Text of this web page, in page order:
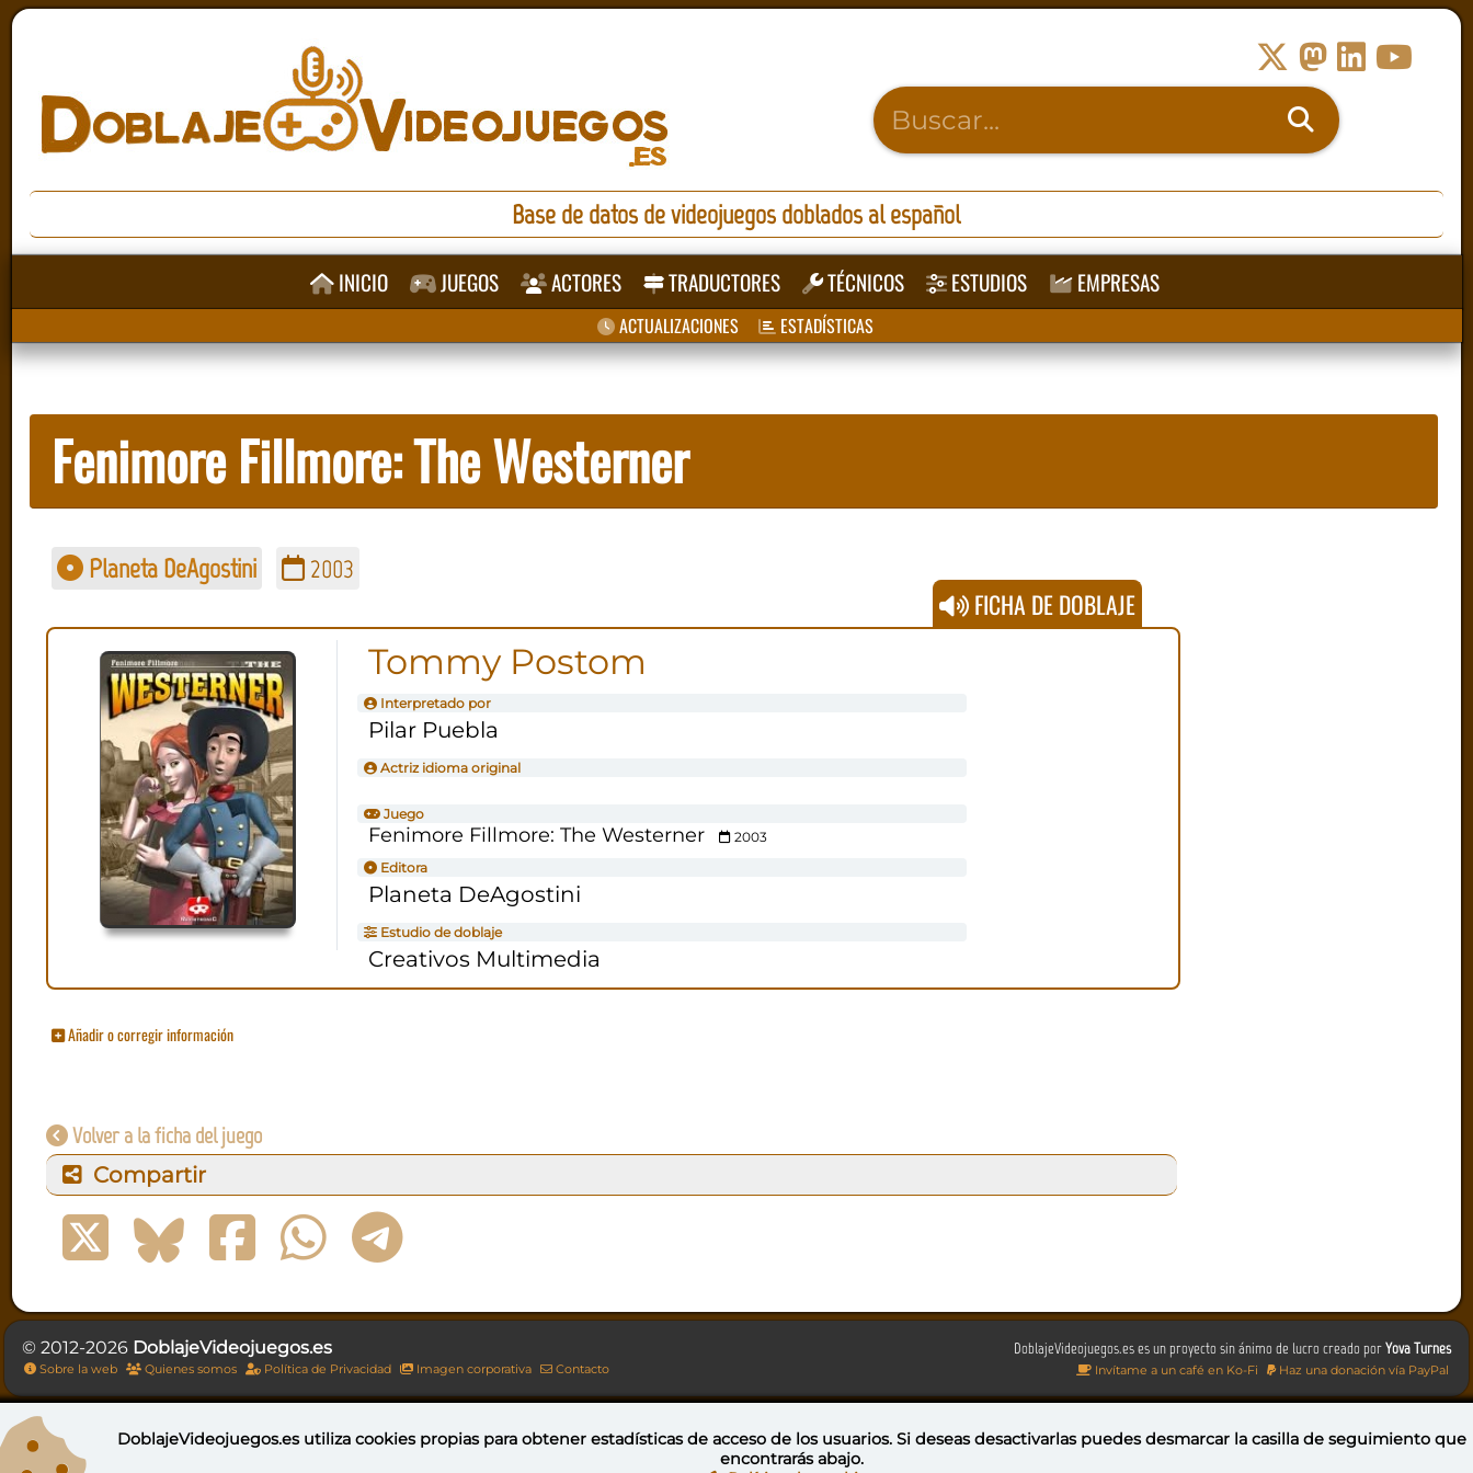
Base de datos de videojuegos doblados al español
INICIO JUEGOS ACTORES TRADUCTORES TÉCNICOS ESTUDIOS EMPRESAS
ACTUALIZACIONES ESTADÍSTICAS
Fenimore Fillmore: The Westerner
Planeta DeAgostini 2003
FICHA DE DOBLAJE
Tommy Postom
Interpretado por
Pilar Puebla
Actriz idioma original
Juego
Fenimore Fillmore: The Westerner
2003
Editora
Planeta DeAgostini
Estudio de doblaje
Creativos Multimedia
Añadir o corregir información
Volver a la ficha del juego
Compartir
DoblajeVideojuegos.es es un proyecto sin ánimo de lucro creado porYova Turnes
Invítame a un café en Ko-Fi Haz una donación vía PayPal
© 2012-2026 DoblajeVideojuegos.es
Sobre la web Quienes somos Política de Privacidad Imagen corporativa Contacto
Esta obra está bajo una licencia de Creative Commons Reconocimiento-NoComercial-CompartirIgual 4.0 Internacional
DoblajeVideojuegos.es utilizacookies propiaspara obtener estadísticas de acceso de los usuarios. Si deseas desactivarlas puedesdesmarcar la casilla de seguimiento que
encontrarás abajo.